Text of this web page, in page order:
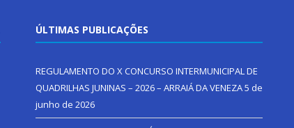
ÚLTIMAS PUBLICAÇÕES
REGULAMENTO DO X CONCURSO INTERMUNICIPAL DE
QUADRILHAS JUNINAS – 2026 – ARRAIÁ DA VENEZA5 de
junho de 2026